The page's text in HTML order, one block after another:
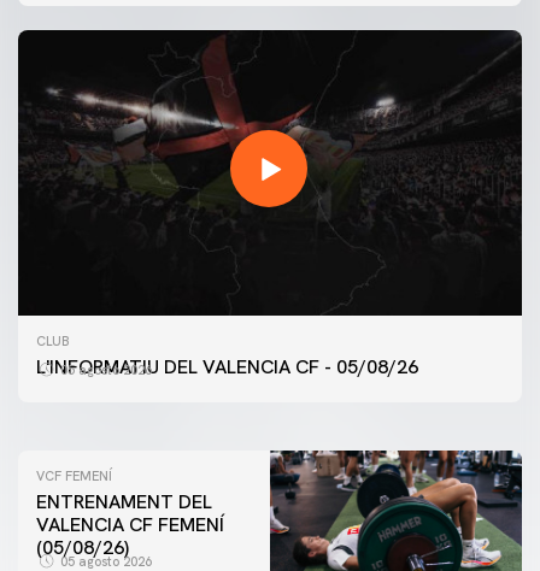
CLUB
L'INFORMATIU DEL VALENCIA CF - 05/08/26
05 agosto 2026
PRIMER EQUIP
ENTRENAMENT DEL VALENCIA CF 5/8/2026
VCF FEMENÍ
ENTRENAMENT DEL
VALENCIA CF FEMENÍ
(05/08/26)
05 agosto 2026